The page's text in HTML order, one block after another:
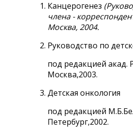
Канцерогенез
члена -
Москва, 2004.
Руководство по
под редакцией
Москва,2003.
Детская онкология
под редакцией
Петербург,2002.